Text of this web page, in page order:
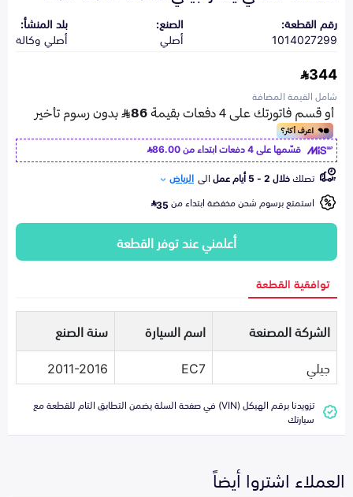
رقم القطعة:
1014027299
الصنع:
أصلي
بلد المنشأ:
أصلي وكالة
344
شامل القيمة المضافة
قسّمها على 4 دفعات ابتداء من
86.00
تصلكخلال 2 - 5 أيام عمل الى الرياض
استمتع برسوم شحن مخفضة ابتداء من35
أعلمني عند توفر القطعة
توافقية القطعة
الشركة المصنعة اسم السيارة
سنة الصنع
جيلي
EC7
2011-2016
تزويدنا برقم الهيكل (VIN) في صفحة السلة يضمن التطابق التام للقطعة مع
سيارتك
العملاء اشتروا أيضاً